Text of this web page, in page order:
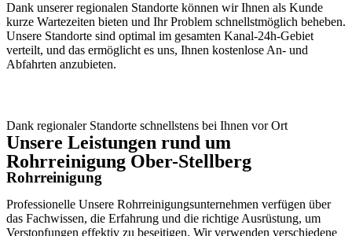
Dank unserer regionalen Standorte können wir Ihnen als Kunde
kurze Wartezeiten bieten und Ihr Problem schnellstmöglich beheben.
Unsere Standorte sind optimal im gesamten Kanal-24h-Gebiet
verteilt, und das ermöglicht es uns, Ihnen kostenlose An- und
Abfahrten anzubieten.
Dank regionaler Standorte schnellstens bei Ihnen vor Ort
Unsere Leistungen rund um
Rohrreinigung Ober-Stellberg
Rohrreinigung
Professionelle Unsere Rohrreinigungsunternehmen verfügen über
das Fachwissen, die Erfahrung und die richtige Ausrüstung, um
Verstopfungen effektiv zu beseitigen. Wir verwenden verschiedene